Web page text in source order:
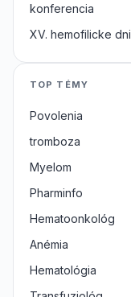
konferencia
XV. hemofilicke dni
TOP TÉMY
Povolenia
tromboza
Myelom
Pharminfo
Hematoonkológ
Anémia
Hematológia